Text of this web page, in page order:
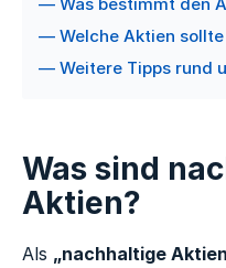
— Welche Aktien
— Weitere Tipps rund
Was sind
Aktien?
Als „nachhaltige